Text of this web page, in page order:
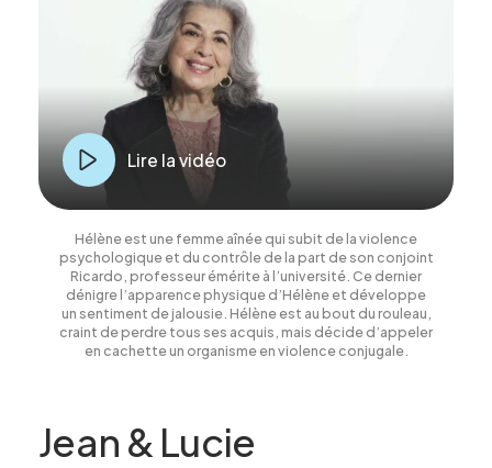
Lire la vidéo
Hélène est une femme aînée qui subit de la violence
psychologique et du contrôle de la part de son conjoint
Ricardo, professeur émérite à l’université. Ce dernier
dénigre l’apparence physique d’Hélène et développe
un sentiment de jalousie. Hélène est au bout du rouleau,
craint de perdre tous ses acquis, mais décide d’appeler
en cachette un organisme en violence conjugale.
Jean & Lucie